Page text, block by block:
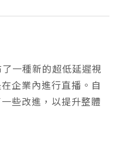
一種新的超低延遲視
企業內進行直播。自
些改進，以提升整體